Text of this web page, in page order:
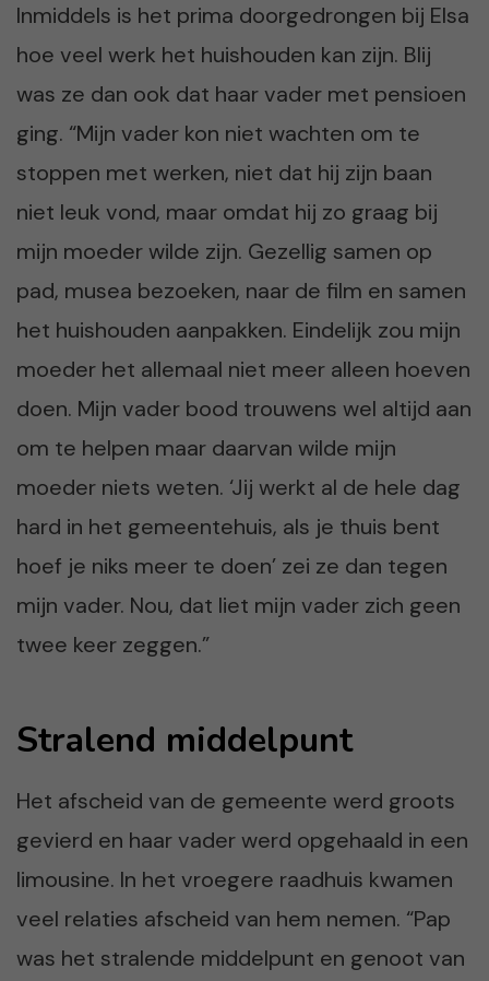
Inmiddels is het prima doorgedrongen bij Elsa
hoe veel werk het huishouden kan zijn. Blij
was ze dan ook dat haar vader met pensioen
ging. “Mijn vader kon niet wachten om te
stoppen met werken, niet dat hij zijn baan
niet leuk vond, maar omdat hij zo graag bij
mijn moeder wilde zijn. Gezellig samen op
pad, musea bezoeken, naar de film en samen
het huishouden aanpakken. Eindelijk zou mijn
moeder het allemaal niet meer alleen hoeven
doen. Mijn vader bood trouwens wel altijd aan
om te helpen maar daarvan wilde mijn
moeder niets weten. ‘Jij werkt al de hele dag
hard in het gemeentehuis, als je thuis bent
hoef je niks meer te doen’ zei ze dan tegen
mijn vader. Nou, dat liet mijn vader zich geen
twee keer zeggen.”
Stralend middelpunt
Het afscheid van de gemeente werd groots
gevierd en haar vader werd opgehaald in een
limousine. In het vroegere raadhuis kwamen
veel relaties afscheid van hem nemen. “Pap
was het stralende middelpunt en genoot van